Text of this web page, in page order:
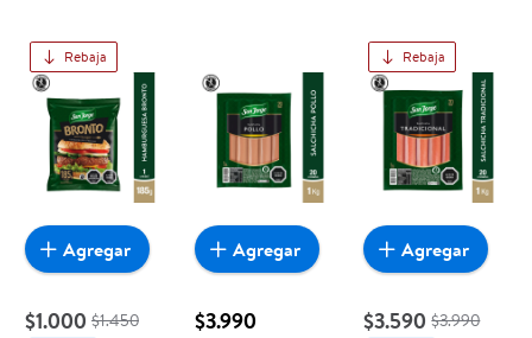
Rebaja
$1.000 $1.450
Agregar
$3.990
Agregar
Rebaja
$3.590 $3.990
Agregar